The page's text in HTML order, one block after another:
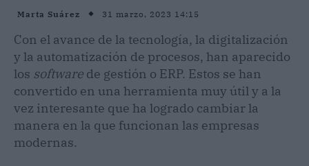
Marta Suárez 31 marzo, 2023 14:15
Con el avance de la tecnología, la digitalización
y la automatización de procesos, han aparecido
los software de gestión o ERP. Estos se han
convertido en una herramienta muy útil y a la
vez interesante que ha logrado cambiar la
manera en la que funcionan las empresas
modernas.